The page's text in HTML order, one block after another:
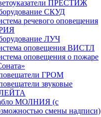
ПРЕСТИЖ
СКУД
речевого оповещения
ЛУЧ
оповещения ВИСТЛ
оповещения о пожаре
ГРОМ
звуковые
МОЛНИЯ (с
смены надписи)